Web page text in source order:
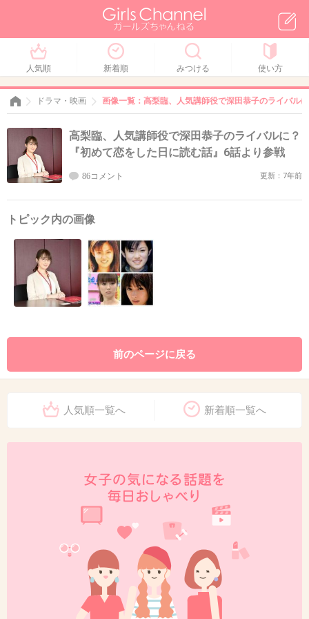
人気順 新着順 みつける 使い方
ドラマ・映画 画像一覧：高梨臨、人気講師役で深田恭子のライバル
高梨臨、人気講師役で深田恭子のライバルに？
『初めて恋をした日に読む話』6話より参戦
86コメント 更新：7年前
トピック内の画像
前のページに戻る
人気順一覧へ 新着順一覧へ